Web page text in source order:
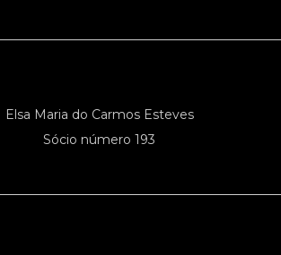
Elsa Maria do Carmos Esteves
Sócio número 193